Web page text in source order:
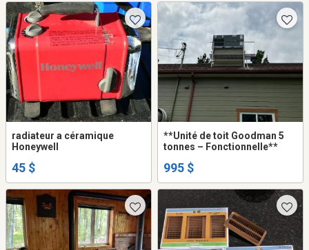
radiateur a céramique
Honeywell
45 $
**Unité de toit Goodman 5
tonnes – Fonctionnelle**
995 $